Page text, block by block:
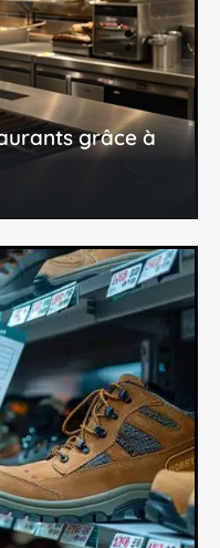
grâce à